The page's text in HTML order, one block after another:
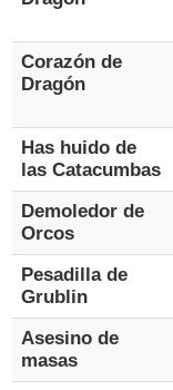
Corazón de
Dragón
Has huido de
las Catacumbas
Demoledor de
Orcos
Pesadilla de
Grublin
Asesino de
masas